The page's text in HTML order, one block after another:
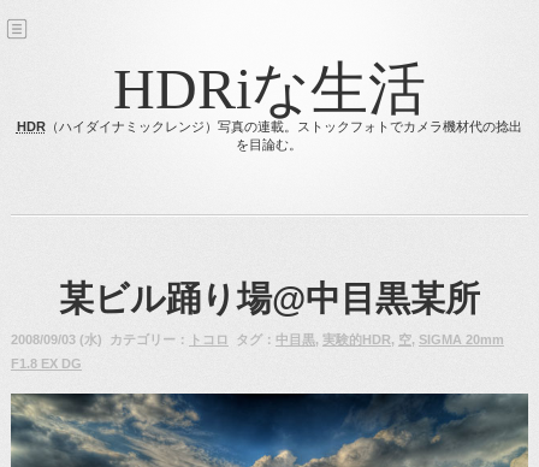
HDRiな生活
HDR（ハイダイナミックレンジ）写真の連載。ストックフォトでカメラ機材代の捻出
を目論む。
某ビル踊り場@中目黒某所
2008/09/03 (水) カテゴリー： トコロ タグ： 中目黒, 実験的HDR, 空, SIGMA 20mm
F1.8 EX DG